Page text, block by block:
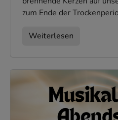
zum Ende der
Weiterlesen